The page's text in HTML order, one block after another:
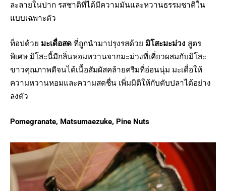
ละลายในปาก รสชาติที่ได้มีความมันและหวานธรรมชาติใน
แบบเฉพาะตัว
ท็อปด้วย มะเดื่อสด ที่ถูกนำมาปรุงรสด้วย มิโสะมะม่วง สูตร
พิเศษ มิโสะนี้มีกลิ่นหอมหวานจากมะม่วงที่เคี่ยวผสมกับมิโสะ
ขาวคุณภาพดีจนได้เนื้อสัมผัสคล้ายครีมที่อ่อนนุ่ม มะเดื่อให้
ความหวานหอมและความสดชื่น เพิ่มมิติให้กับตับปลาได้อย่าง
ลงตัว
Pomegranate, Matsumaezuke, Pine Nuts